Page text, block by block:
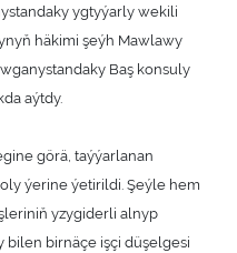
ygtyýarly wekili
häkimi şeýh Mawlawy
Baş konsuly
aýtdy.
görä, taýýarlanan
ýerine ýetirildi. Şeýle hem
yzygiderli alnyp
bilen birnäçe işçi düşelgesi